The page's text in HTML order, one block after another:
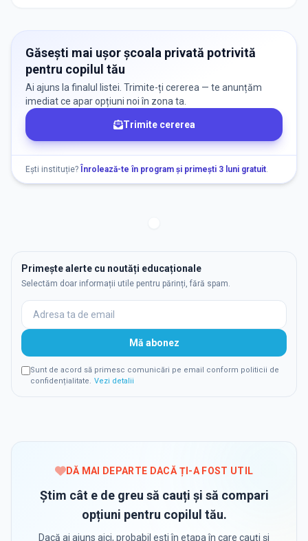
Găsești mai ușor școala privată potrivită
pentru copilul tău
Ai ajuns la finalul listei. Trimite-ți cererea — te anunțăm
imediat ce apar opțiuni noi în zona ta.
Trimite cererea
Ești instituție? Înrolează-te în program și primești 3 luni gratuit.
Primește alerte cu noutăți educaționale
Selectăm doar informații utile pentru părinți, fără spam.
Mă abonez
Sunt de acord să primesc comunicări pe email conform politicii de
confidențialitate. Vezi detalii
DĂ MAI DEPARTE DACĂ ȚI-A FOST UTIL
Știm cât e de greu să cauți și să compari
opțiuni pentru copilul tău.
Dacă ai ajuns aici, probabil ești în etapa în care cauți și